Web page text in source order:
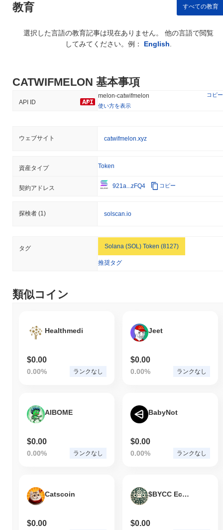
教育 すべての教育
選択した言語の教育記事は現在ありません。 他の言語で閲覧
してみてください。例： English
CATWIFMELON 基本事項
API ID
melon-catwifmelon
コピー
使い方を表示
ウェブサイト catwifmelon.xyz
資産タイプ Token
契約アドレス 921a...zFQ4 コピー
探検者 (1) solscan.io
タグ Solana (SOL) Token (8127)
推奨タグ
類似コイン
Healthmedi
$0.00
0.00% ランクなし
Jeet
$0.00
0.00% ランクなし
AIBOME
$0.00
0.00% ランクなし
BabyNot
$0.00
0.00% ランクなし
Catscoin
$0.00
$BYCC Ecological DAO
$0.00